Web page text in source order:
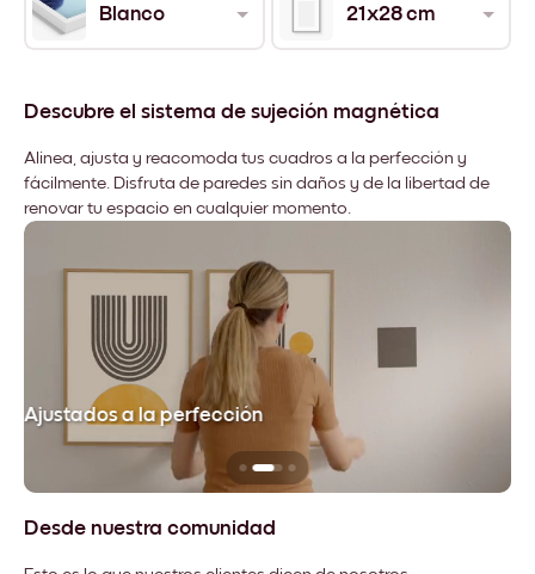
Blanco 21x28 cm
Descubre el sistema de sujeción magnética
Alinea, ajusta y reacomoda tus cuadros a la perfección y
fácilmente. Disfruta de paredes sin daños y de la libertad de
renovar tu espacio en cualquier momento.
Ajustados a la perfección
Desde nuestra comunidad